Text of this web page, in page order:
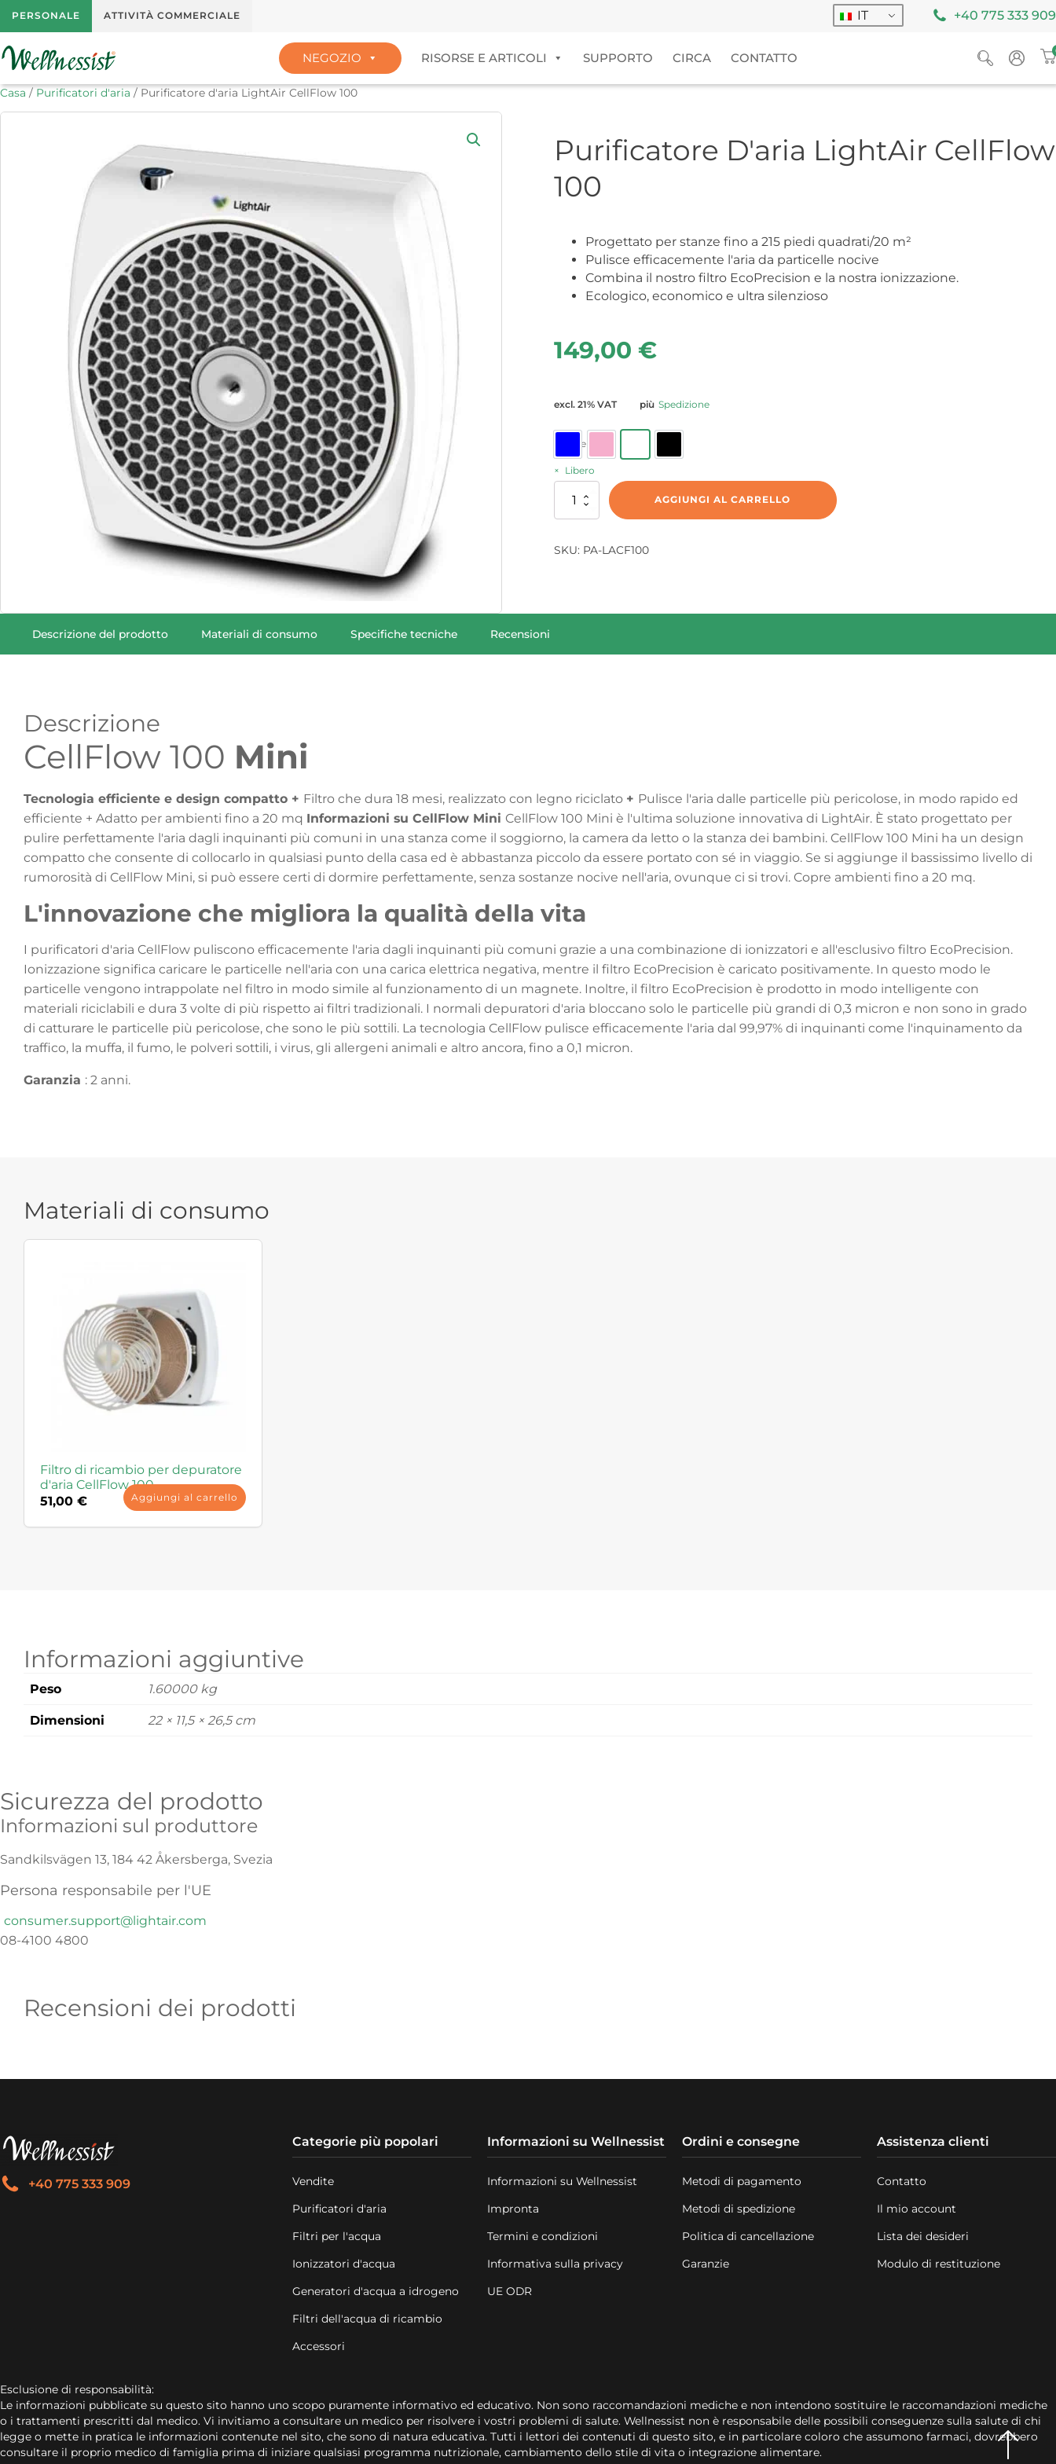
PERSONALE ATTIVITÀ COMMERCIALE IT +40 775 333 909
NEGOZIO RISORSE E ARTICOLI SUPPORTO CIRCA CONTATTO
Casa / Purificatori d'aria / Purificatore d'aria LightAir CellFlow 100
Purificatore D'aria LightAir CellFlow
100
Progettato per stanze fino a 215 piedi quadrati/20 m²
Pulisce efficacemente l'aria da particelle nocive
Combina il nostro filtro EcoPrecision e la nostra ionizzazione.
Ecologico, economico e ultra silenzioso
149,00 €
excl. 21% VAT più Spedizione
Colore
Blu RosaBianco
Nero
Libero
Quantità
LightAir
CellFlow
Air
AGGIUNGI AL CARRELLO
SKU: PA-LACF100
Descrizione del prodotto Materiali di consumo Specifiche tecniche Recensioni
Descrizione
CellFlow 100 Mini
Tecnologia efficiente e design compatto + Filtro che dura 18 mesi, realizzato con legno riciclato + Pulisce l'aria dalle particelle più pericolose, in modo rapido ed
efficiente + Adatto per ambienti fino a 20 mq Informazioni su CellFlow Mini CellFlow 100 Mini è l'ultima soluzione innovativa di LightAir. È stato progettato per
pulire perfettamente l'aria dagli inquinanti più comuni in una stanza come il soggiorno, la camera da letto o la stanza dei bambini. CellFlow 100 Mini ha un design
compatto che consente di collocarlo in qualsiasi punto della casa ed è abbastanza piccolo da essere portato con sé in viaggio. Se si aggiunge il bassissimo livello di
rumorosità di CellFlow Mini, si può essere certi di dormire perfettamente, senza sostanze nocive nell'aria, ovunque ci si trovi. Copre ambienti fino a 20 mq.
L'innovazione che migliora la qualità della vita
I purificatori d'aria CellFlow puliscono efficacemente l'aria dagli inquinanti più comuni grazie a una combinazione di ionizzatori e all'esclusivo filtro EcoPrecision.
Ionizzazione significa caricare le particelle nell'aria con una carica elettrica negativa, mentre il filtro EcoPrecision è caricato positivamente. In questo modo le
particelle vengono intrappolate nel filtro in modo simile al funzionamento di un magnete. Inoltre, il filtro EcoPrecision è prodotto in modo intelligente con
materiali riciclabili e dura 3 volte di più rispetto ai filtri tradizionali. I normali depuratori d'aria bloccano solo le particelle più grandi di 0,3 micron e non sono in grado
di catturare le particelle più pericolose, che sono le più sottili. La tecnologia CellFlow pulisce efficacemente l'aria dal 99,97% di inquinanti come l'inquinamento da
traffico, la muffa, il fumo, le polveri sottili, i virus, gli allergeni animali e altro ancora, fino a 0,1 micron.
Garanzia : 2 anni.
Materiali di consumo
Filtro di ricambio per depuratore
d'aria CellFlow 100
51,00 € Aggiungi al carrello
Informazioni aggiuntive
Peso 1.60000 kg
Dimensioni 22 × 11,5 × 26,5 cm
Sicurezza del prodotto
Informazioni sul produttore
Sandkilsvägen 13, 184 42 Åkersberga, Svezia
Persona responsabile per l'UE
consumer.support@lightair.com
08-4100 4800
Recensioni dei prodotti
+40 775 333 909
Categorie più popolari
Vendite
Purificatori d'aria
Filtri per l'acqua
Ionizzatori d'acqua
Generatori d'acqua a idrogeno
Filtri dell'acqua di ricambio
Accessori
Informazioni su Wellnessist
Informazioni su Wellnessist
Impronta
Termini e condizioni
Informativa sulla privacy
UE ODR
Ordini e consegne
Metodi di pagamento
Metodi di spedizione
Politica di cancellazione
Garanzie
Assistenza clienti
Contatto
Il mio account
Lista dei desideri
Modulo di restituzione
Esclusione di responsabilità:
Le informazioni pubblicate su questo sito hanno uno scopo puramente informativo ed educativo. Non sono raccomandazioni mediche e non intendono sostituire le raccomandazioni mediche
o i trattamenti prescritti dal medico. Vi invitiamo a consultare un medico per risolvere i vostri problemi di salute. Wellnessist non è responsabile delle possibili conseguenze sulla salute di chi
legge o mette in pratica le informazioni contenute nel sito, che sono di natura educativa. Tutti i lettori dei contenuti di questo sito, e in particolare coloro che assumono farmaci, dovrebbero
consultare il proprio medico di famiglia prima di iniziare qualsiasi programma nutrizionale, cambiamento dello stile di vita o integrazione alimentare.